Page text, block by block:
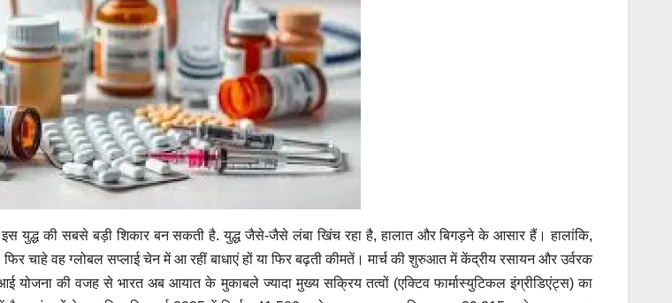
की सबसे बड़ी शिकार बन सकती है. युद्ध जैसे-जैसे लंबा खिंच रहा है, हालात और बिगड़ने के आसार हैं। हालांकि,
चाहे वह ग्लोबल सप्लाई चेन में आ रहीं बाधाएं हों या फिर बढ़ती कीमतें। मार्च की शुरुआत में केंद्रीय रसायन और उर्वरक
योजना की वजह से भारत अब आयात के मुकाबले ज्यादा मुख्य सक्रिय तत्वों (एक्टिव फार्मास्युटिकल इंग्रीडिएंट्स) का